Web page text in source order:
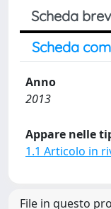
Scheda
Scheda
Anno
2013
Appare nelle
1.1 Articolo in
File in questo